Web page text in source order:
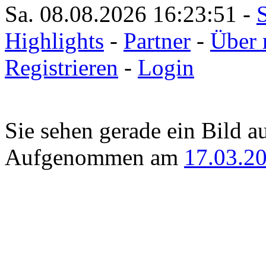
Sa. 08.08.2026 16:23:51 -
Highlights - Partner - Über
Registrieren - Login
Sie sehen gerade ein Bild
Aufgenommen am